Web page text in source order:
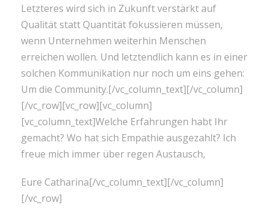
Letzteres wird sich in Zukunft verstärkt auf
Qualität statt Quantität fokussieren müssen,
wenn Unternehmen weiterhin Menschen
erreichen wollen. Und letztendlich kann es in einer
solchen Kommunikation nur noch um eins gehen:
Um die Community.[/vc_column_text][/vc_column]
[/vc_row][vc_row][vc_column]
[vc_column_text]Welche Erfahrungen habt Ihr
gemacht? Wo hat sich Empathie ausgezahlt? Ich
freue mich immer über regen Austausch,
Eure Catharina[/vc_column_text][/vc_column]
[/vc_row]